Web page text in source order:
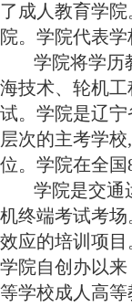
了成人教育学
院。学院代表
学院将学历
海技术、轮机
试。学院是辽
层次的主考学
位。学院在全
学院是交通
机终端考试考
效应的培训项目
学院自创办以
等学校成人高